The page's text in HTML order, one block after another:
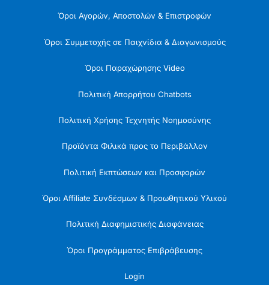
Όροι Αγορών, Αποστολών & Επιστροφών
Όροι Συμμετοχής σε Παιχνίδια & Διαγωνισμούς
Όροι Παραχώρησης Video
Πολιτική Απορρήτου Chatbots
Πολιτική Χρήσης Τεχνητής Νοημοσύνης
Προϊόντα Φιλικά προς το Περιβάλλον
Πολιτική Εκπτώσεων και Προσφορών
Όροι Affiliate Συνδέσμων & Προωθητικού Υλικού
Πολιτική Διαφημιστικής Διαφάνειας
Όροι Προγράμματος Επιβράβευσης
Login